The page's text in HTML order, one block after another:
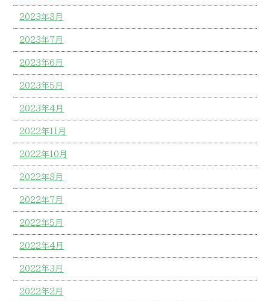
2023年8月
2023年7月
2023年6月
2023年5月
2023年4月
2022年11月
2022年10月
2022年8月
2022年7月
2022年5月
2022年4月
2022年3月
2022年2月